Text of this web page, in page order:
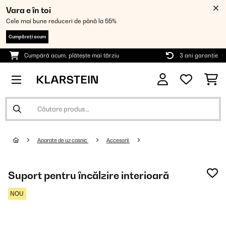
Vara e în toi
Cele mai bune reduceri de până la 55%
Cumpărați acum
Cumpără acum, plătește mai târziu 3 ani garanție
Aparate de uz casnic Accesorii
Suport pentru încălzire interioară
NOU